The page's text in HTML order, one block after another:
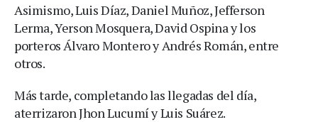
Asimismo, Luis Díaz, Daniel Muñoz, Jefferson
Lerma, Yerson Mosquera, David Ospina y los
porteros Álvaro Montero y Andrés Román, entre
otros.
Más tarde, completando las llegadas del día,
aterrizaron Jhon Lucumí y Luis Suárez.